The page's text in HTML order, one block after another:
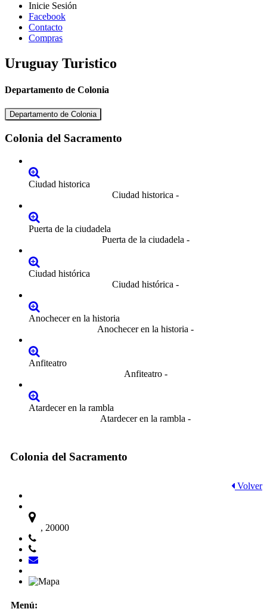
Inicie Sesión
Facebook
Contacto
Compras
Uruguay Turistico
Departamento de Colonia
Departamento de Colonia
Colonia del Sacramento
Ciudad historica
Ciudad historica -
Puerta de la ciudadela
Puerta de la ciudadela -
Ciudad histórica
Ciudad histórica -
Anochecer en la historia
Anochecer en la historia -
Anfiteatro
Anfiteatro -
Atardecer en la rambla
Atardecer en la rambla -
Colonia del Sacramento
Volver
, 20000
Menú: